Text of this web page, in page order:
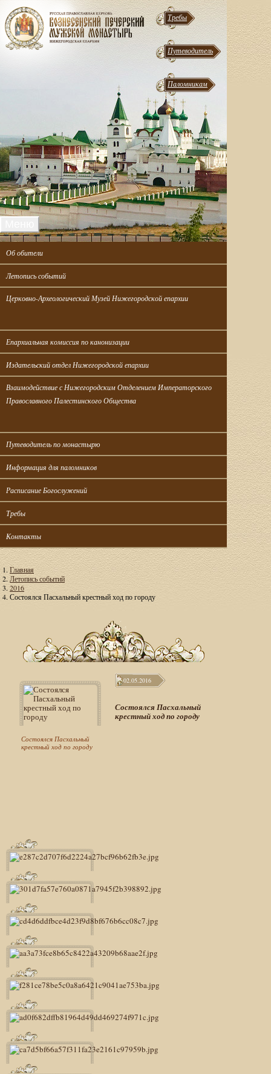
Требы
Путеводитель
Паломникам
Об обители
Летопись событий
Церковно-Археологический Музей Нижегородской епархии
Епархиальная комиссия по канонизации
Издательский отдел Нижегородской епархии
Взаимодействие с Нижегородским Отделением Императорского
Православного Палестинского Общества
Путеводитель по монастырю
Информация для паломников
Расписание Богослужений
Требы
Контакты
Главная
Летопись событий
2016
Состоялся Пасхальный крестный ход по городу
Состоялся Пасхальный
крестный ход по городу
02.05.2016
Состоялся Пасхальный
крестный ход по городу